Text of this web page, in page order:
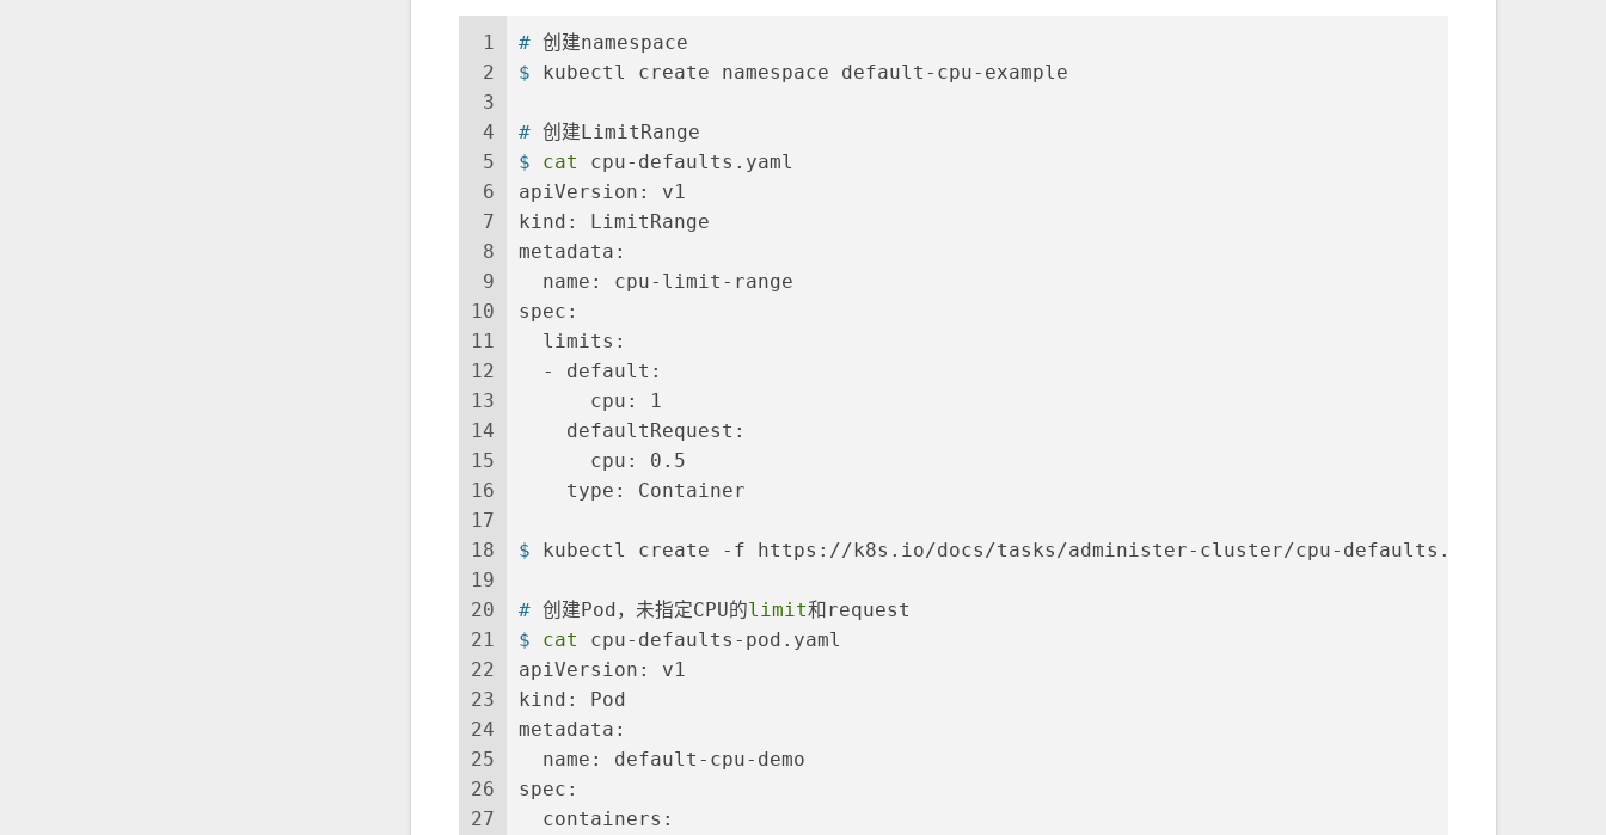
1
2
3
4
5
6
7
8
9
10
11
12
13
14
15
16
17
18
19
20
21
22
23
24
25
26
27
# 创建namespace
$ kubectl create namespace default-cpu-example
# 创建LimitRange
$ cat
cpu-defaults.yaml
apiVersion: v1
kind: LimitRange
metadata:
  name: cpu-limit-range
spec:
  limits:
  - default:
      cpu: 1
    defaultRequest:
      cpu: 0.5
    type: Container
$ kubectl create -f https://k8s.io/docs/tasks/administer-cluster/cpu-defaults.yaml --
# 创建Pod，未指定CPU的limit和request
$ cat
cpu-defaults-pod.yaml
apiVersion: v1
kind: Pod
metadata:
  name: default-cpu-demo
spec:
  containers: